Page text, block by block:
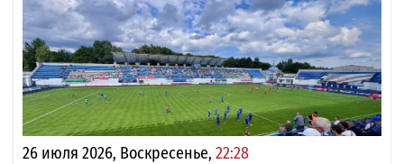
26 июля 2026, Воскресенье, 22:28